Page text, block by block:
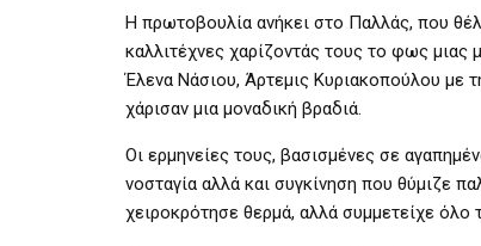
Η πρωτοβουλία ανήκει στο Παλλάς, που
καλλιτέχνες χαρίζοντάς τους το φως μιας
Έλενα Νάσιου, Άρτεμις Κυριακοπούλου με
χάρισαν μια μοναδική βραδιά.
Οι ερμηνείες τους, βασισμένες σε
νοσταγία αλλά και συγκίνηση που θύμιζε
χειροκρότησε θερμά, αλλά συμμετείχε